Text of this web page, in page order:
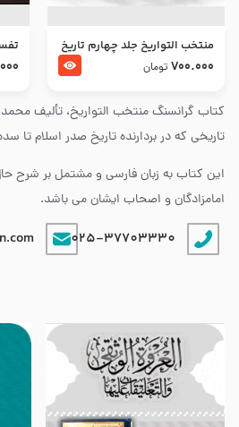
کتاب گرانسنگ منتخب التواريخ، تألیف
تاریخی که در بردارنده تاریخ صدر اسلام
این کتاب به زبان فارسی و مشتمل بر شرح
امامزادگان و اصحاب ایشان می باشد.
025-37703330
منتخب التواریخ جلد چهارم تاریخ
امام زین العابدین و امام محمد
700.000 تومان